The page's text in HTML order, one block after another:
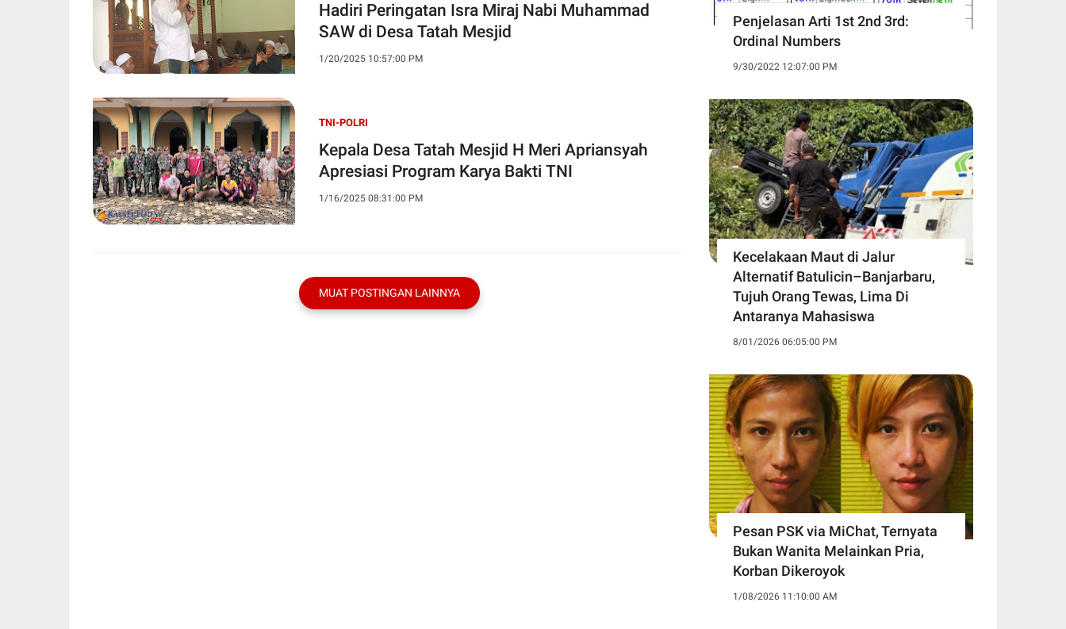
Hadiri Peringatan Isra Miraj Nabi Muhammad
SAW di Desa Tatah Mesjid
1/20/2025 10:57:00 PM
TNI-POLRI
Kepala Desa Tatah Mesjid H Meri Apriansyah
Apresiasi Program Karya Bakti TNI
1/16/2025 08:31:00 PM
MUAT POSTINGAN LAINNYA
Penjelasan Arti 1st 2nd 3rd:
Ordinal Numbers
9/30/2022 12:07:00 PM
Kecelakaan Maut di Jalur
Alternatif Batulicin–Banjarbaru,
Tujuh Orang Tewas, Lima Di
Antaranya Mahasiswa
8/01/2026 06:05:00 PM
Pesan PSK via MiChat, Ternyata
Bukan Wanita Melainkan Pria,
Korban Dikeroyok
1/08/2026 11:10:00 AM